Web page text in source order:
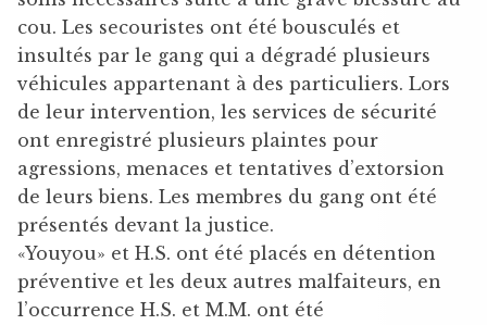
cou. Les secouristes ont été bousculés et
insultés par le gang qui a dégradé plusieurs
véhicules appartenant à des particuliers. Lors
de leur intervention, les services de sécurité
ont enregistré plusieurs plaintes pour
agressions, menaces et tentatives d’extorsion
de leurs biens. Les membres du gang ont été
présentés devant la justice.
«Youyou» et H.S. ont été placés en détention
préventive et les deux autres malfaiteurs, en
l’occurrence H.S. et M.M. ont été